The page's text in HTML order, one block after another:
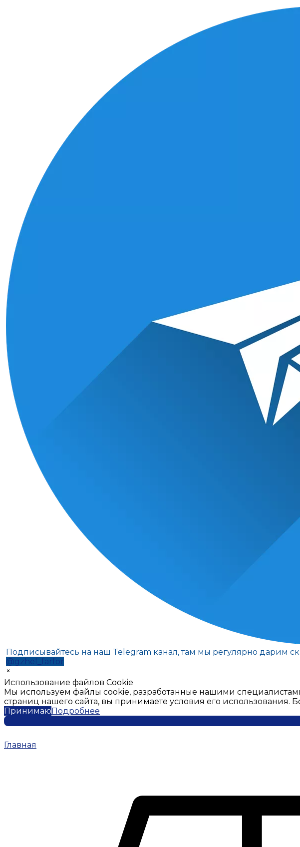
Подписывайтесь на наш Telegram канал, там мы регулярно дарим
@gzhel_farfor
×
Использование файлов Cookie
Мы используем файлы cookie, разработанные нашими
страниц нашего сайта, вы принимаете условия его использования.
ПринимаюПодробнее
Главная